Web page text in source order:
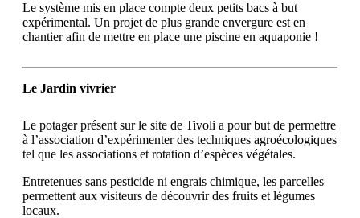
Le système mis en place compte deux petits bacs à but
expérimental. Un projet de plus grande envergure est en
chantier afin de mettre en place une piscine en aquaponie !
Le Jardin vivrier
Le potager présent sur le site de Tivoli a pour but de permettre
à l’association d’expérimenter des techniques agroécologiques
tel que les associations et rotation d’espèces végétales.
Entretenues sans pesticide ni engrais chimique, les parcelles
permettent aux visiteurs de découvrir des fruits et légumes
locaux.